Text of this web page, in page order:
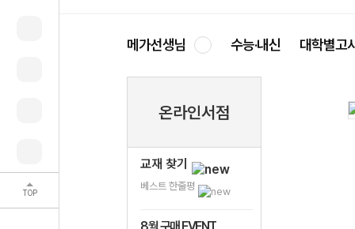
TOP
메가선생님 수능·내신 대학별고
온라인서점
교재 찾기
베스트 한줄평